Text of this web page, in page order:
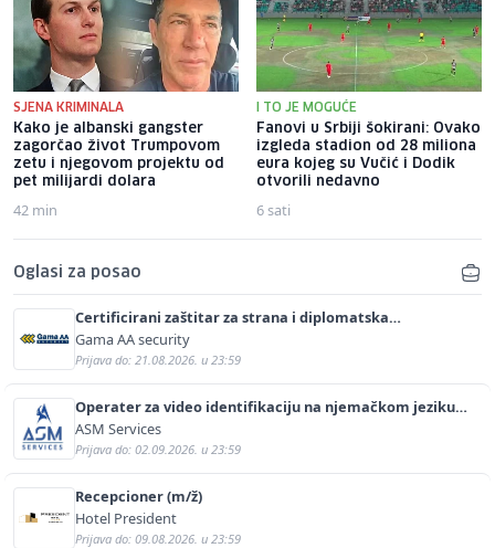
SJENA KRIMINALA
Kako je albanski gangster
zagorčao život Trumpovom
zetu i njegovom projektu od
pet milijardi dolara
42 min
I TO JE MOGUĆE
Fanovi u Srbiji šokirani: Ovako
izgleda stadion od 28 miliona
eura kojeg su Vučić i Dodik
otvorili nedavno
6 sati
Oglasi za posao
Certificirani zaštitar za strana i diplomatska
predstavništva (m/ž)
Gama AA security
Prijava do: 21.08.2026. u 23:59
Operater za video identifikaciju na njemačkom jeziku
(m/ž)
ASM Services
Prijava do: 02.09.2026. u 23:59
Recepcioner (m/ž)
Hotel President
Prijava do: 09.08.2026. u 23:59